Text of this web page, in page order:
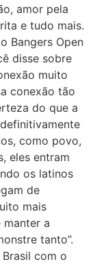
amor pela
e tudo mais.
Bangers Open
disse sobre
muito
conexão tão
do que a
como povo,
eles entram
os latinos
de
mais
manter a
tanto”.
com o